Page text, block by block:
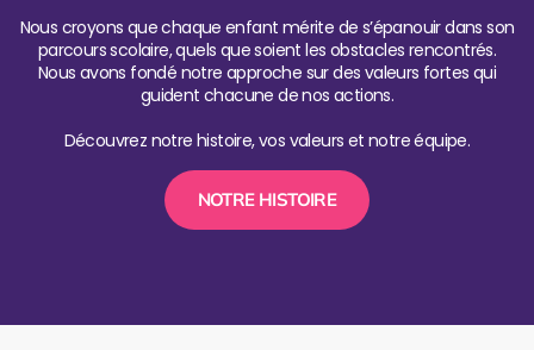
Nous croyons que chaque enfant mérite de s’épanouir dans son
parcours scolaire, quels que soient les obstacles rencontrés.
Nous avons fondé notre approche sur des valeurs fortes qui
guident chacune de nos actions.
Découvrez notre histoire, vos valeurs et notre équipe.
NOTRE HISTOIRE